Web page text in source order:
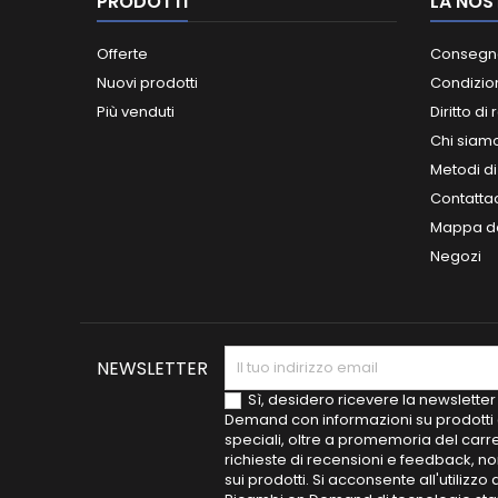
Offerte
Nuovi prodotti
Più venduti
Diritto di
Chi
Metodi
Mappa
Negozi
NEWSLETTER
Sì, desidero ricevere la
Demand con informazioni su prodotti
speciali, oltre a promemoria del
richieste di recensioni e feedback,
sui prodotti. Si acconsente all'utilizzo